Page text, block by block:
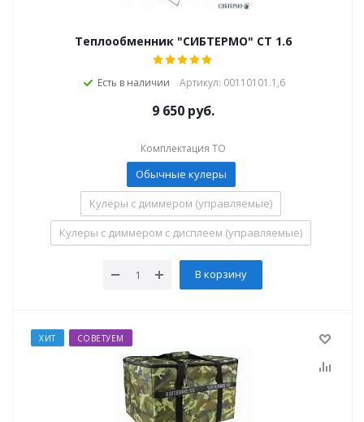
Теплообменник "СИБТЕРМО" СТ 1.6
Есть в наличии Артикул: 00110101.1,6
9 650руб.
Комплектация ТО
Обычные кулеры
Кулеры с диммером (управляемые)
Кулеры с диммером с дисплеем (управляемые)
В корзину
ХИТ СОВЕТУЕМ